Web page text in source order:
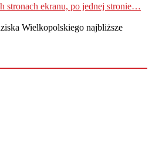
stronach ekranu, po jednej stronie…
Wielkopolskiego najbliższe